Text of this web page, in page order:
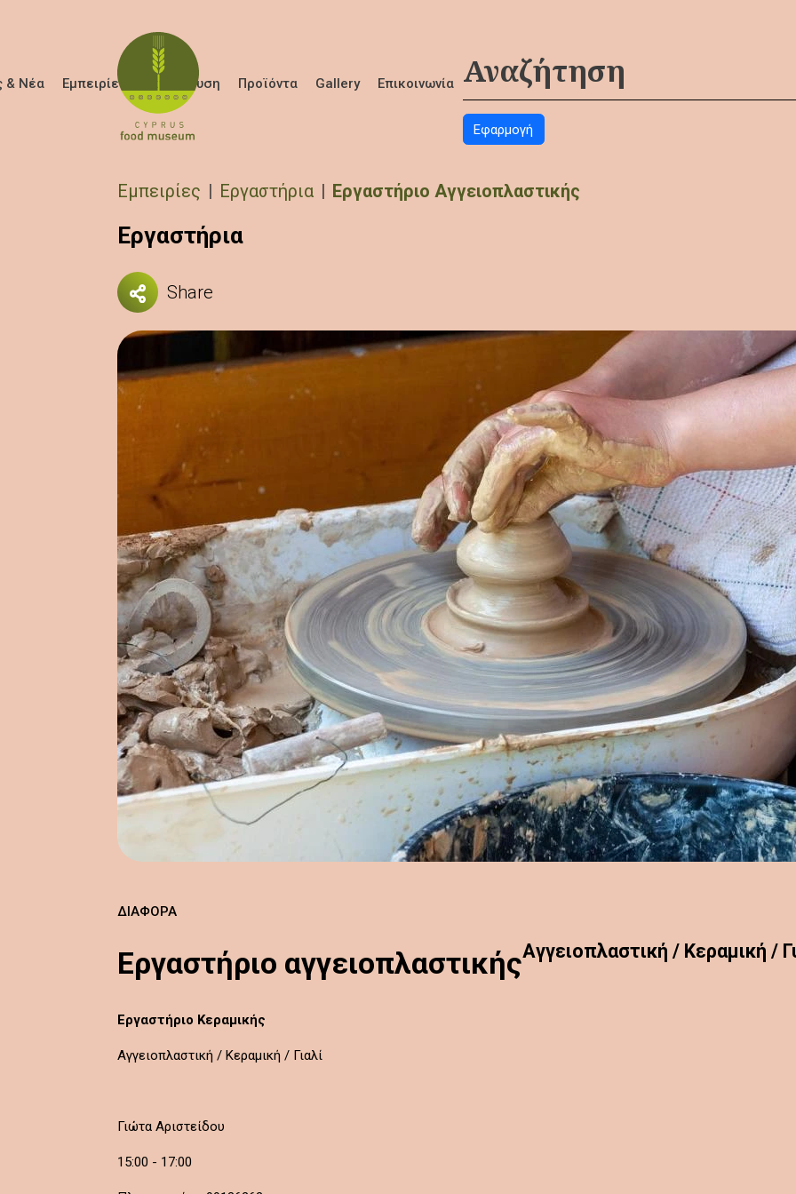
& Νέα Εμπειρίες Εκπαίδευση Προϊόντα Gallery Επικοινωνία
Breadcrumb
Εμπειρίες Εργαστήρια Εργαστήριο Αγγειοπλαστικής
Εργαστήρια
Share
ΔΙΆΦΟΡΑ
Εργαστήριο αγγειοπλαστικήςAγγειοπλαστική / Κεραμική /
Εργαστήριο Κεραμικής
Aγγειοπλαστική / Κεραμική / Γιαλί
Γιώτα Αριστείδου
15:00 - 17:00